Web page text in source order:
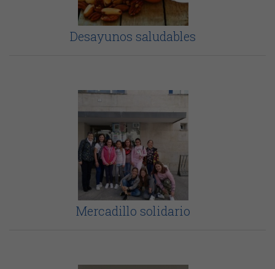
Desayunos saludables
Mercadillo solidario